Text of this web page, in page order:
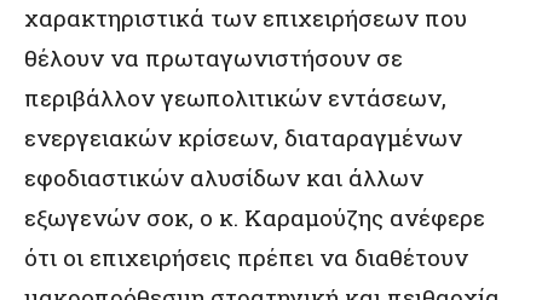
χαρακτηριστικά των επιχειρήσεων που
θέλουν να πρωταγωνιστήσουν σε
περιβάλλον γεωπολιτικών εντάσεων,
ενεργειακών κρίσεων, διαταραγμένων
εφοδιαστικών αλυσίδων και άλλων
εξωγενών σοκ, ο κ. Καραμούζης ανέφερε
ότι οι επιχειρήσεις πρέπει να διαθέτουν